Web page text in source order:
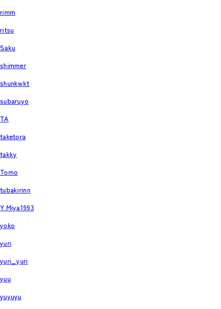
rimm
ritsu
Saku
shimmer
shunkwkt
subaruyo
TA
taketora
takky
Tomo
tubakirinn
Y.Miya1993
yoko
yuri
yuri_yuri
yuu
yuyuyu